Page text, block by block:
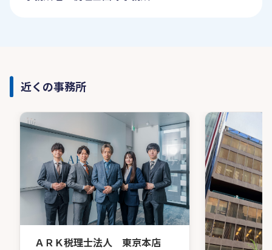
近くの事務所
ＡＲＫ税理士法人 東京本店